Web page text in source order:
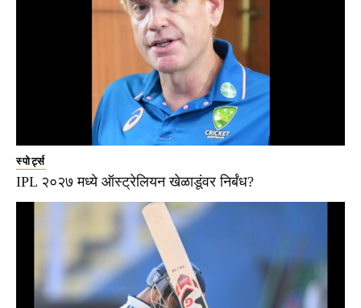
स्पोर्ट्स
IPL २०२७ मध्ये ऑस्ट्रेलियन खेळाडूंवर निर्बंध?